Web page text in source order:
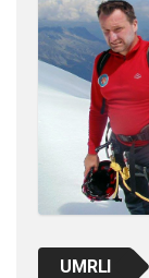
UMRLI